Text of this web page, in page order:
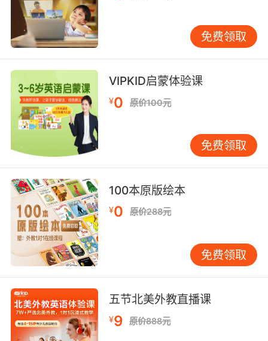
That is very good writing. 写得真好喔！
You’ve progressed a lot. 你真是进步不少呢！
Your studying really paid off. 你的学习真的有
了回报。
How creative! 太有创意了！
Your pronunciation is pretty good. 你的发音很
漂亮。
You finished your first chapter book! 你完成了
本书的第一章节!
You almost did it！你快要做到了！
You speak fluently! 你说得很流利！
You set a good example for the other
students in the class. 你给班里的同学树立了一
个很好的榜样。
You’ve done that better than last time. 比上次
好多了。
适当的鼓励，可以让孩子建立起自信、自尊，从
而更加激发孩子认真做事的动力。
免费领取
VIPKID启蒙体验课
¥0 原价100元
免费领取
100本原版绘本
¥0 原价288元
免费领取
五节北美外教直播课
¥9 原价888元